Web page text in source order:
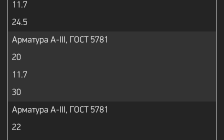
11.7
24.5
Арматура А-III, ГОСТ 5781
20
11.7
30
Арматура А-III, ГОСТ 5781
22